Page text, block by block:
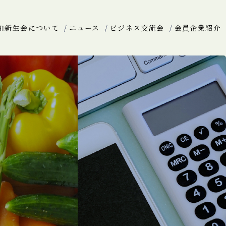
新生会について ニュース ビジネス交流会 会員企業紹介